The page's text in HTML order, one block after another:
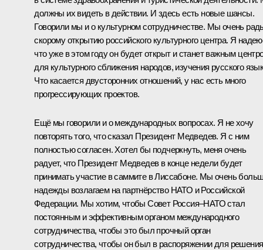
должны их видеть в действии. И здесь есть новые шансы.
Говорили мы и о культурном сотрудничестве. Мы очень
скорому открытию российского культурного центра. Я
что уже в этом году он будет открыт и станет важным
для культурного сближения народов, изучения русского
Что касается двусторонних отношений, у нас есть много
прогрессирующих проектов.
Ещё мы говорили и о международных вопросах. Я не хочу
повторять того, что сказал Президент Медведев. Я с ним
полностью согласен. Хотел бы подчеркнуть, меня очень
радует, что Президент Медведев в конце недели будет
принимать участие в саммите в Лиссабоне. Мы очень
надежды возлагаем на партнёрство НАТО и Российской
Федерации. Мы хотим, чтобы Совет Россия–НАТО стал
постоянным и эффективным органом международного
сотрудничества, чтобы это был прочный орган
сотрудничества, чтобы он был в распоряжении для решения